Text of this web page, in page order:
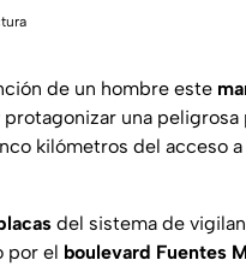
de un hombre este
protagonizar una
kilómetros del acceso
del sistema de
por el boulevard Fuentes